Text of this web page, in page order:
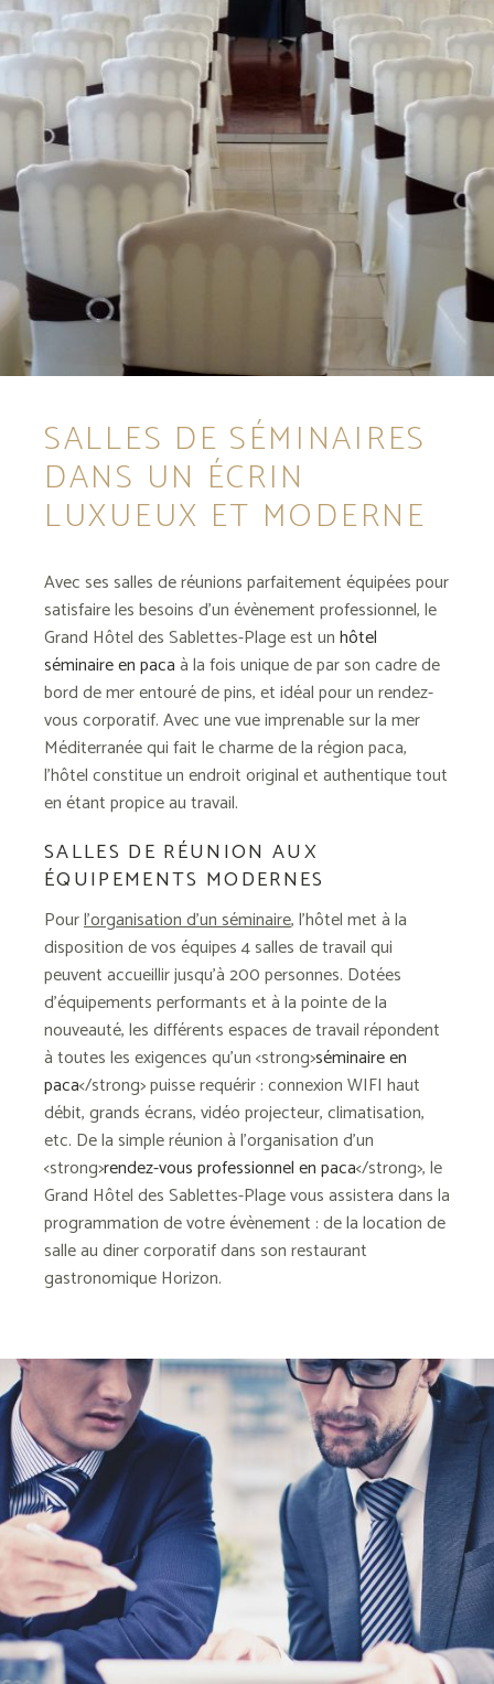
SALLES DE SÉMINAIRES
DANS UN ÉCRIN
LUXUEUX ET MODERNE
Avec ses salles de réunions parfaitement équipées pour
satisfaire les besoins d’un évènement professionnel, le
Grand Hôtel des Sablettes-Plage est unhôtel
séminaire en pacaà la fois unique de par son cadre de
bord de mer entouré de pins, et idéal pour un rendez-
vous corporatif. Avec une vue imprenable sur la mer
Méditerranée qui fait le charme de la région paca,
l’hôtel constitue un endroit original et authentique tout
en étant propice au travail.
SALLES DE RÉUNION AUX
ÉQUIPEMENTS MODERNES
Pourl’organisation d’un séminaire, l’hôtel met à la
disposition de vos équipes 4 salles de travail qui
peuvent accueillir jusqu’à 200 personnes. Dotées
d’équipements performants et à la pointe de la
nouveauté, les différents espaces de travail répondent
à toutes les exigences qu’un <strong>séminaire en
paca</strong> puisse requérir : connexion WIFI haut
débit, grands écrans, vidéo projecteur, climatisation,
etc. De la simple réunion à l’organisation d’un
<strong>rendez-vous professionnel en paca</strong>, le
Grand Hôtel des Sablettes-Plage vous assistera dans la
programmation de votre évènement : de la location de
salle au diner corporatif dans son restaurant
gastronomique Horizon.